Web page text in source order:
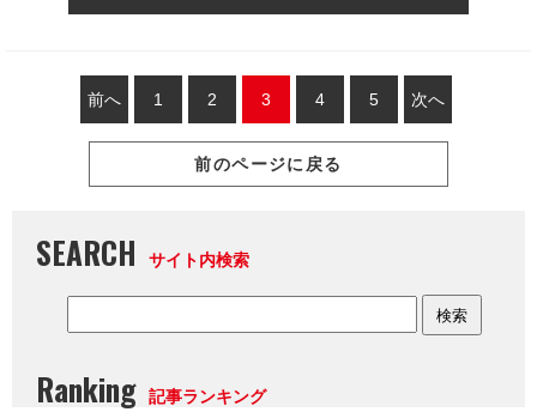
前へ 1 2 3 4 5 次へ
前のページに戻る
SEARCH サイト内検索
Ranking 記事ランキング